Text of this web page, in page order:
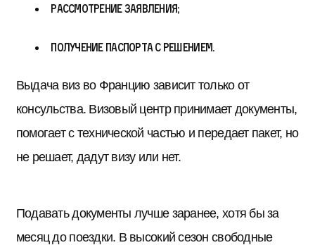
рассмотрение заявления;
получение паспорта с решением.
Выдача виз во Францию зависит только от
консульства. Визовый центр принимает документы,
помогает с технической частью и передает пакет, но
не решает, дадут визу или нет.
Подавать документы лучше заранее, хотя бы за
месяц до поездки. В высокий сезон свободные